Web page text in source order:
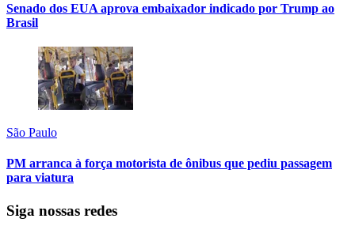
Senado dos EUA aprova embaixador indicado por Trump ao
Brasil
São Paulo
PM arranca à força motorista de ônibus que pediu passagem
para viatura
Siga nossas redes